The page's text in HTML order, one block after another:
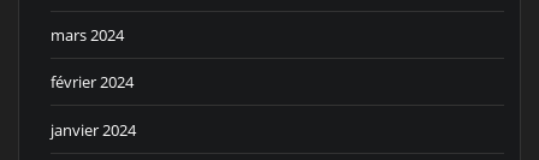
mars 2024
février 2024
janvier 2024